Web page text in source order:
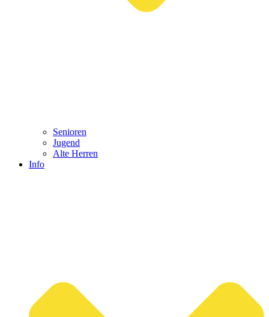
Senioren
Jugend
Alte Herren
Info